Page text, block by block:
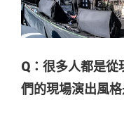
Q：很多人都是
們的現場演出風